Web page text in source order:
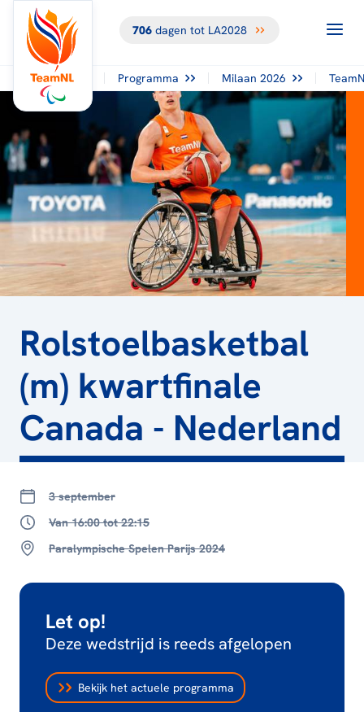
706dagen tot LA2028
Programma Milaan 2026
Rolstoelbasketbal
(m) kwartfinale
Canada - Nederland
3 september
Van 16:00 tot 22:15
Paralympische Spelen Parijs 2024
Let op!
Deze wedstrijd is reeds afgelopen
Bekijk het actuele programma
TERUG NAAR
OVERZICHT